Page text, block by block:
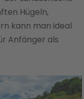
Hügeln,
kann man ideal
Anfänger als